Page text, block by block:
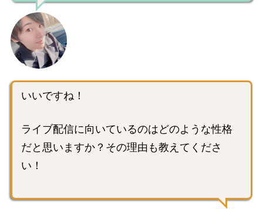
いいですね！
ライブ配信に向いているのはどのような性格
だと思いますか？その理由も教えてくださ
い！